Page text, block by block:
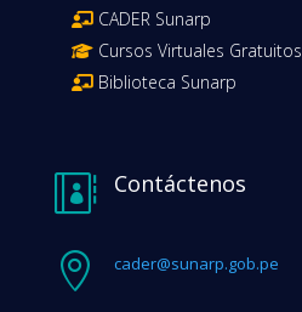
CADER Sunarp
Cursos Virtuales Gratuitos
Biblioteca Sunarp
 Contáctenos
 cader@sunarp.gob.pe